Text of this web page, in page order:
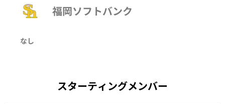
福岡ソフトバンク
なし
スターティングメンバー